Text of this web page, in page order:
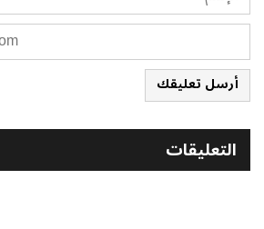
أرسل تعليقك
التعليقات